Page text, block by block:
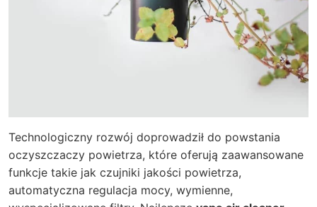
Technologiczny rozwój doprowadził do powstania
oczyszczaczy powietrza, które oferują zaawansowane
funkcje takie jak czujniki jakości powietrza,
automatyczna regulacja mocy, wymienne,